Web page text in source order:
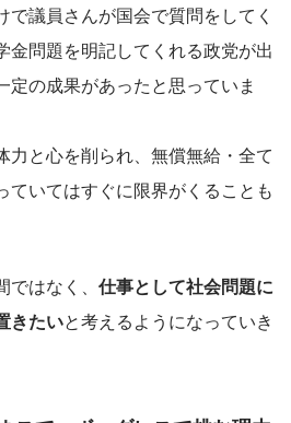
議員さんが国会で質問をしてく
金問題を明記してくれる政党が出
定の成果があったと思っていま
力と心を削られ、無償無給・全て
ていてはすぐに限界がくることも
はなく、 仕事として社会問題に
きたいと考えるようになっていき